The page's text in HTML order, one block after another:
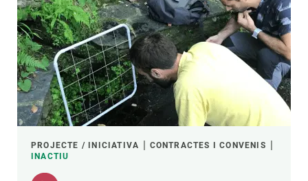
PROJECTE / INICIATIVA
CONTRACTES I CONVENIS
INACTIU